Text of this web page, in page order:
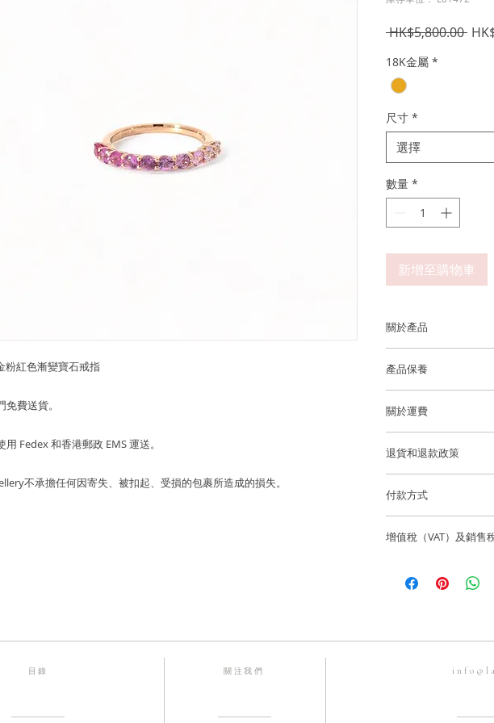
粉紅色漸變寶石戒指
費送貨。
用 Fedex 和香港郵政 EMS 運送。
不承擔任何因寄失、被扣起、受損的包裹所造成的損失。
HK$5,800.00 一
18K金屬 *
尺寸 *
選擇
數量 *
新增至購物車
關於產品
藍寶石顏色：粉紅色
尺寸: HK12 (可以改大
香港和澳門免費送貨。
產品保養
洗手，睡覺，淋浴，
澤和最佳的狀態。
關於運費
逢星期五可預約到位
貨。
所造成的損失。
退貨和退款政策
如果您訂購的商品有
聯繫，電話為852-
付款方式
有主要信用卡。
歡迎顧客店內取貨
香港微信支付。
Laine Limited
戶口號碼：582-
增值稅（VAT）及銷售
一切入口稅、關稅及
目錄 關注我們